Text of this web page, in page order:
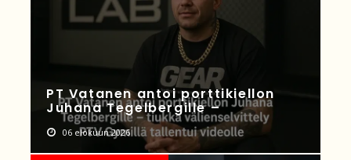
PT Vatanen antoi porttikiellon
Juhana Tegelbergille –
06 elokuun 2026